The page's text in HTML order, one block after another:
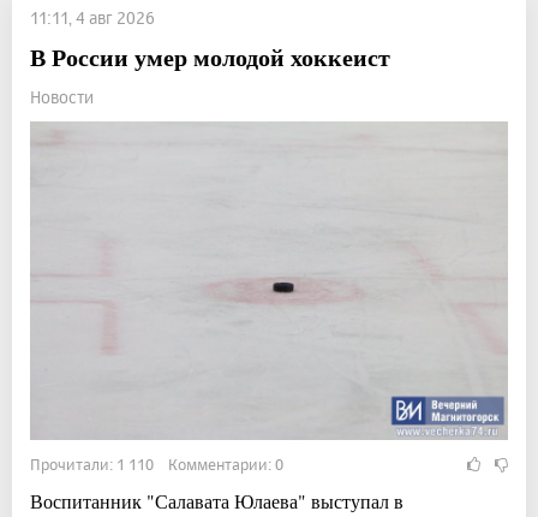
11:11, 4 авг 2026
В России умер молодой хоккеист
Новости
Прочитали: 1 110 Комментарии: 0
Воспитанник "Салавата Юлаева" выступал в